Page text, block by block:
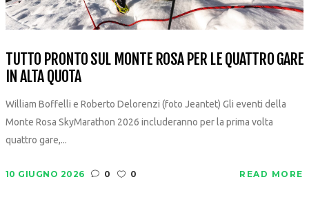
TUTTO PRONTO SUL MONTE ROSA PER LE QUATTRO GARE
IN ALTA QUOTA
William Boffelli e Roberto Delorenzi (foto Jeantet) Gli eventi della
Monte Rosa SkyMarathon 2026 includeranno per la prima volta
quattro gare,...
10 GIUGNO 2026 0 0 READ MORE